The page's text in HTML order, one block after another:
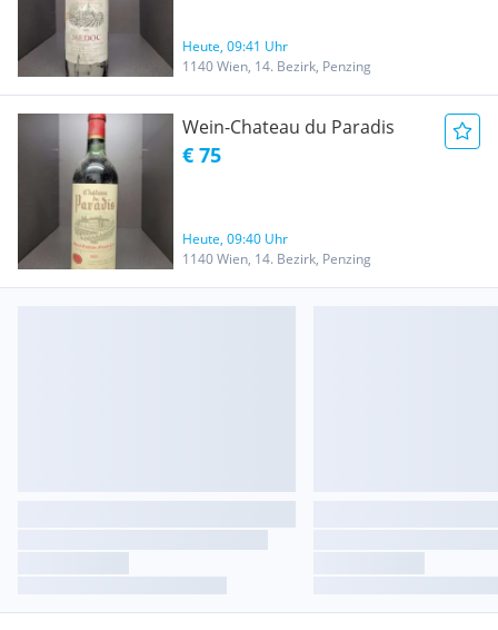
Heute, 09:41 Uhr
1140 Wien, 14. Bezirk, Penzing
Wein-Chateau du Paradis
€ 75
Heute, 09:40 Uhr
1140 Wien, 14. Bezirk, Penzing